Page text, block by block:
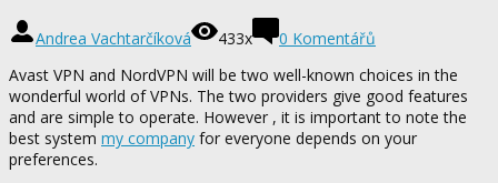
Andrea Vachtarčíková 433x
0 Komentářů
Avast VPN and NordVPN will be two well-known choices in the
wonderful world of VPNs. The two providers give good features
and are simple to operate. However , it is important to note the
best system my company for everyone depends on your
preferences.